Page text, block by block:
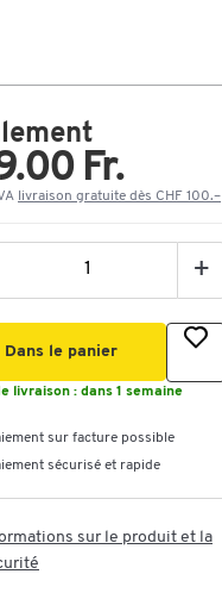
Fr.
livraison gratuite dès CHF 100.–
+
Dans le panier
livraison : dans 1 semaine
sur facture possible
sécurisé et rapide
sur le produit et la